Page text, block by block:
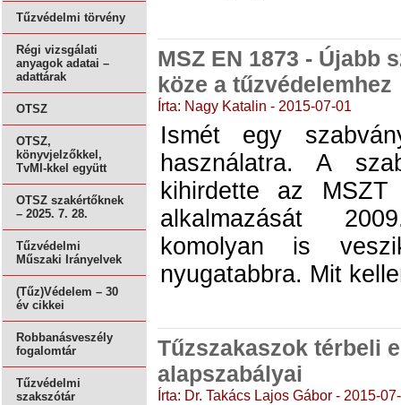
Tűzvédelmi törvény
Régi vizsgálati
anyagok adatai –
adattárak
OTSZ
OTSZ,
könyvjelzőkkel,
TvMI-kkel együtt
OTSZ szakértőknek
– 2025. 7. 28.
Tűzvédelmi
Műszaki Irányelvek
(Tűz)Védelem – 30
év cikkei
Robbanásveszély
fogalomtár
Tűzvédelmi
szakszótár
MSZ EN 1873 - Újabb
köze a tűzvédelemhez
Írta: Nagy Katalin - 2015-07-01
Ismét egy
használatra. A
kihirdette az
alkalmazását
komolyan is
nyugatabbra. Mit
Tűzszakaszok térbeli
alapszabályai
Írta: Dr. Takács Lajos Gábor - 2015-